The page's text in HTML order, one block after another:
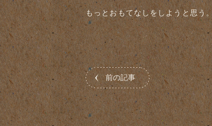
もっとおもてなしをしようと思う。
前の記事